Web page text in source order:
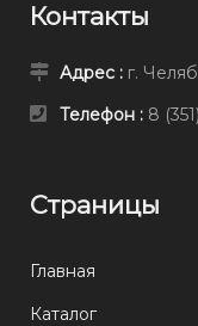
Контакты
Адрес : г.
Телефон : 8
Страницы
Главная
Каталог